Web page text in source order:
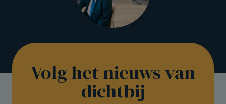
Volg het nieuws van
dichtbij